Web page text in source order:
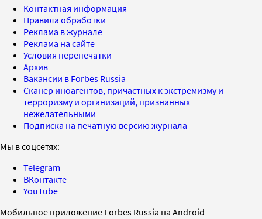
Контактная информация
Правила обработки
Реклама в журнале
Реклама на сайте
Условия перепечатки
Архив
Вакансии в Forbes Russia
Сканер иноагентов, причастных к экстремизму и
терроризму и организаций, признанных
нежелательными
Подписка на печатную версию журнала
Мы в соцсетях:
Telegram
ВКонтакте
YouTube
Мобильное приложение Forbes Russia на Android